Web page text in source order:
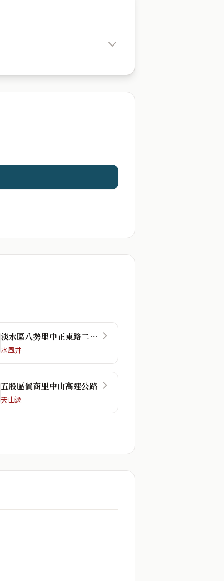
淡水區八勢里中正東路二段48巷
水風井
五股區貿商里中山高速公路
天山遯